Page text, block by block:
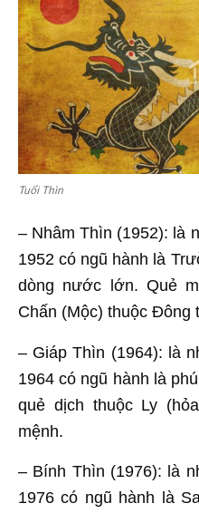
Tuổi Thìn
– Nhâm Thìn (1952): là
1952 có ngũ hành là
dòng nước lớn. Quẻ
Chấn (Mộc) thuộc Đông
– Giáp Thìn (1964): là
1964 có ngũ hành là
quẻ dịch thuộc Ly
mệnh.
– Bính Thìn (1976): là
1976 có ngũ hành là